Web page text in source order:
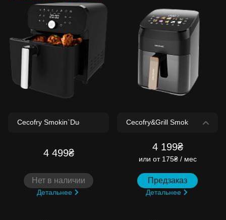
4 499₴
Нет в наличии
Детальнее
4 199₴
или от 175₴ / мес
Предзаказ
Детальнее